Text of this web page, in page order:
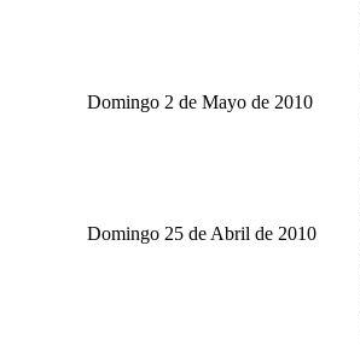
Domingo 2 de Mayo de 2010
Domingo 25 de Abril de 2010